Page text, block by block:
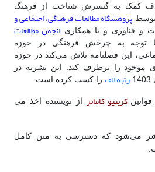
کمک به گسترش شناخت از فرهنگ
توسط پژوهشگاه مطالعات فرهنگی، اجتماعی و
و فناوری و با همکاری انجمن مطالعات
توجه به چرخش فرهنگی در حوزه
این فصلنامه تلاش می‌کند در حوزه
موجود را برطرف کند. این نشریه در
رتبه الف را کسب کرده است.
کریتیو کامانز از نویسنده اخذ می
می‌شود که دسترسی به متن کامل